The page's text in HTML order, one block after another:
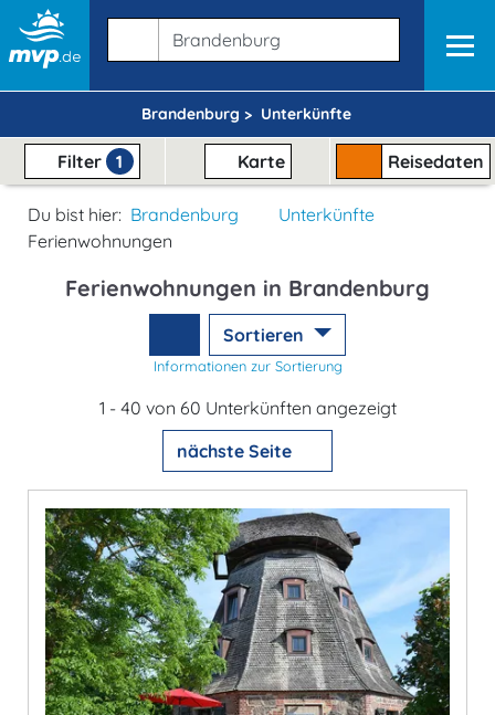
Brandenburg > Unterkünfte
Filter 1 Karte Reisedaten
Du bist hier: Brandenburg
Unterkünfte
Ferienwohnungen
Ferienwohnungen in Brandenburg
Sortieren
Informationen zur Sortierung
1 - 40 von 60 Unterkünften angezeigt
nächste Seite